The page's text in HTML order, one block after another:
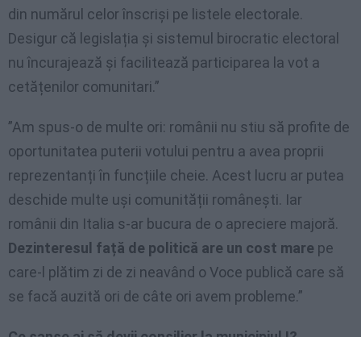
din numărul celor înscriși pe listele electorale.
Desigur că legislația și sistemul birocratic electoral
nu încurajează și facilitează participarea la vot a
cetățenilor comunitari.”
”Am spus-o de multe ori: românii nu stiu să profite de
oportunitatea puterii votului pentru a avea proprii
reprezentanți în funcțiile cheie. Acest lucru ar putea
deschide multe uși comunității românești. Iar
românii din Italia s-ar bucura de o apreciere majoră.
Dezinteresul față de politică are un cost mare pe
care-l plătim zi de zi neavând o Voce publică care să
se facă auzită ori de câte ori avem probleme.”